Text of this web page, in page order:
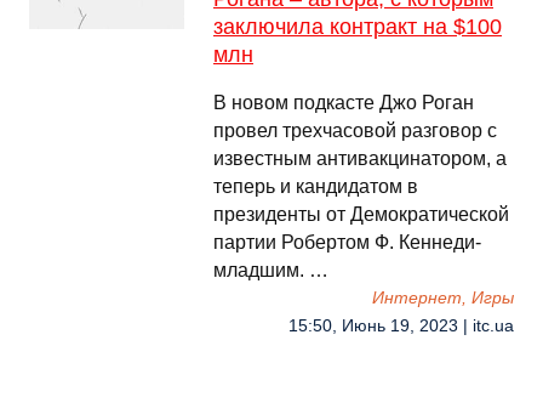
заключила контракт на $100
млн
В новом подкасте Джо Роган
провел трехчасовой разговор с
известным антивакцинатором, а
теперь и кандидатом в
президенты от Демократической
партии Робертом Ф. Кеннеди-
младшим. …
Интернет, Игры
15:50, Июнь 19, 2023 | itc.ua